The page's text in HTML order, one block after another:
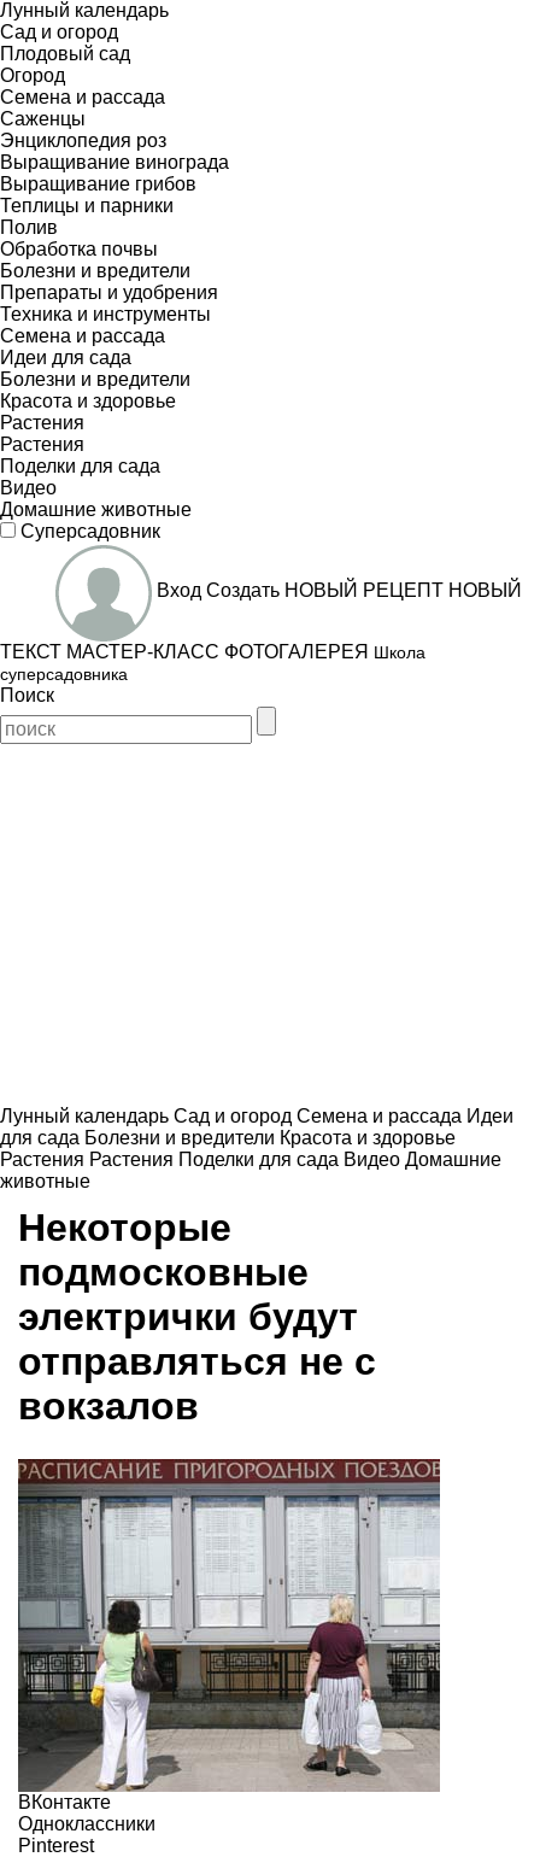
Лунный календарь
Сад и огород
Плодовый сад
Огород
Семена и рассада
Саженцы
Энциклопедия роз
Выращивание винограда
Выращивание грибов
Теплицы и парники
Полив
Обработка почвы
Болезни и вредители
Препараты и удобрения
Техника и инструменты
Семена и рассада
Идеи для сада
Болезни и вредители
Красота и здоровье
Растения
Растения
Поделки для сада
Видео
Домашние животные
Суперсадовник
Вход Создать НОВЫЙ РЕЦЕПТ НОВЫЙ
ТЕКСТ МАСТЕР-КЛАСС ФОТОГАЛЕРЕЯ Школа
суперсадовника
Поиск
Лунный календарь Сад и огород Семена и рассада Идеи
для сада Болезни и вредители Красота и здоровье
Растения Растения Поделки для сада Видео Домашние
животные
Некоторые
подмосковные
электрички будут
отправляться не с
вокзалов
ВКонтакте
Одноклассники
Pinterest